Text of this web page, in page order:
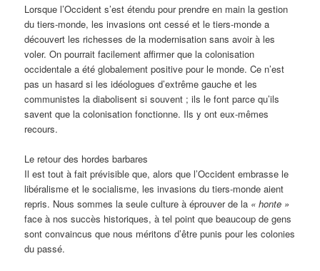
Lorsque l’Occident s’est étendu pour prendre en main la gestion
du tiers-monde, les invasions ont cessé et le tiers-monde a
découvert les richesses de la modernisation sans avoir à les
voler. On pourrait facilement affirmer que la colonisation
occidentale a été globalement positive pour le monde. Ce n’est
pas un hasard si les idéologues d’extrême gauche et les
communistes la diabolisent si souvent ; ils le font parce qu’ils
savent que la colonisation fonctionne. Ils y ont eux-mêmes
recours.
Le retour des hordes barbares
Il est tout à fait prévisible que, alors que l’Occident embrasse le
libéralisme et le socialisme, les invasions du tiers-monde aient
repris. Nous sommes la seule culture à éprouver de la « honte »
face à nos succès historiques, à tel point que beaucoup de gens
sont convaincus que nous méritons d’être punis pour les colonies
du passé.